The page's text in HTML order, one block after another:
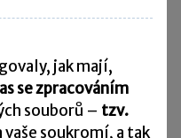
jak mají,
se zpracováním
souborů – tzv.
soukromí, a tak